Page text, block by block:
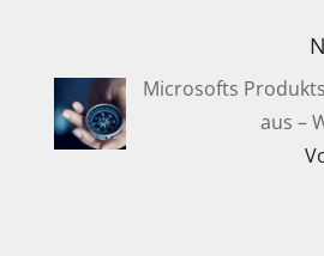
Microsofts
aus –